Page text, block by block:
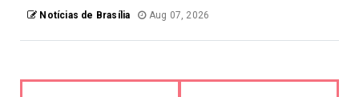
Notícias de Brasília Aug 07, 2026